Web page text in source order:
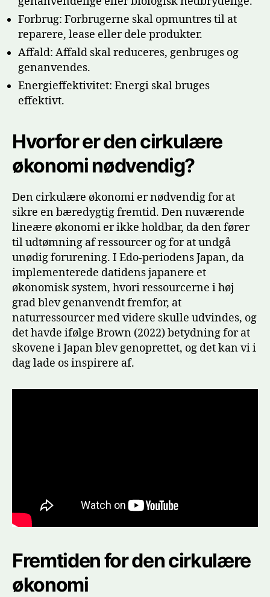
Forbrug: Forbrugerne skal opmuntres til at
reparere, lease eller dele produkter.
Affald: Affald skal reduceres, genbruges og
genanvendes.
Energieffektivitet: Energi skal bruges
effektivt.
Hvorfor er den cirkulære
økonomi nødvendig?
Den cirkulære økonomi er nødvendig for at
sikre en bæredygtig fremtid. Den nuværende
lineære økonomi er ikke holdbar, da den fører
til udtømning af ressourcer og for at undgå
unødig forurening. I Edo-periodens Japan, da
implementerede datidens japanere et
økonomisk system, hvori ressourcerne i høj
grad blev genanvendt fremfor, at
naturressourcer med videre skulle udvindes, og
det havde ifølge Brown (2022) betydning for at
skovene i Japan blev genoprettet, og det kan vi i
dag lade os inspirere af.
Fremtiden for den cirkulære
økonomi